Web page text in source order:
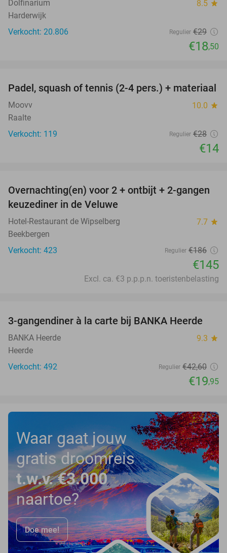
Dolfinarium 8.5 star
Harderwijk
Verkocht: 20.806
Regulier €29
€18,50
50%
Padel, squash of tennis (2-4 pers.) + materiaal
Moovv 10.0 star
Raalte
Verkocht: 119
Regulier €28
€14
22%
Overnachting(en) voor 2 + ontbijt + 2-gangen
keuzediner in de Veluwe
Hotel-Restaurant de Wipselberg 7.7 star
Beekbergen
Verkocht: 423
Regulier €186
€145
Excl. ca. €3 p.p.p.n. toeristenbelasting
53%
3-gangendiner à la carte bij BANKA Heerde
BANKA Heerde 9.3 star
Heerde
Verkocht: 492
Regulier €42,60
€19,95
Waar gaat jouw
gratis droomreis
t.w.v. €3.000
naartoe?
Doe mee!